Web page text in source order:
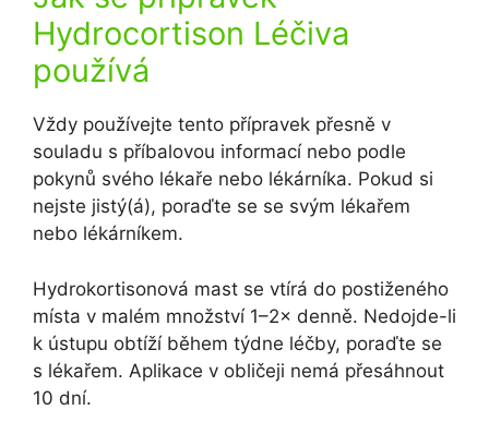
Hydrocortison Léčiva
používá
Vždy používejte tento přípravek přesně v
souladu s příbalovou informací nebo podle
pokynů svého lékaře nebo lékárníka. Pokud si
nejste jistý(á), poraďte se se svým lékařem
nebo lékárníkem.
Hydrokortisonová mast se vtírá do postiženého
místa v malém množství 1–2× denně. Nedojde-li
k ústupu obtíží během týdne léčby, poraďte se
s lékařem. Aplikace v obličeji nemá přesáhnout
10 dní.